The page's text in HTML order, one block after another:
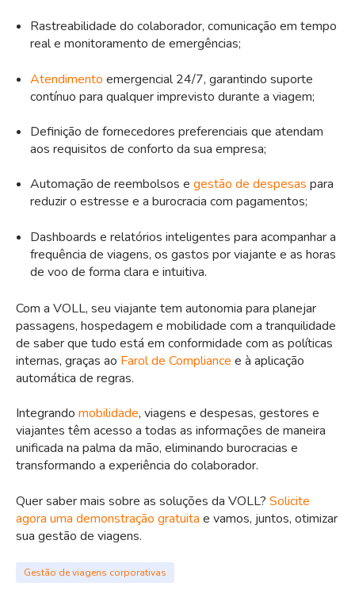
Rastreabilidade do colaborador, comunicação em tempo
real e monitoramento de emergências;
Atendimento emergencial 24/7, garantindo suporte
contínuo para qualquer imprevisto durante a viagem;
Definição de fornecedores preferenciais que atendam
aos requisitos de conforto da sua empresa;
Automação de reembolsos e gestão de despesas para
reduzir o estresse e a burocracia com pagamentos;
Dashboards e relatórios inteligentes para acompanhar a
frequência de viagens, os gastos por viajante e as horas
de voo de forma clara e intuitiva.
Com a VOLL, seu viajante tem autonomia para planejar
passagens, hospedagem e mobilidade com a tranquilidade
de saber que tudo está em conformidade com as políticas
internas, graças ao Farol de Compliance e à aplicação
automática de regras.
Integrando mobilidade, viagens e despesas, gestores e
viajantes têm acesso a todas as informações de maneira
unificada na palma da mão, eliminando burocracias e
transformando a experiência do colaborador.
Quer saber mais sobre as soluções da VOLL? Solicite
agora uma demonstração gratuita e vamos, juntos, otimizar
sua gestão de viagens.
Gestão de viagens corporativas